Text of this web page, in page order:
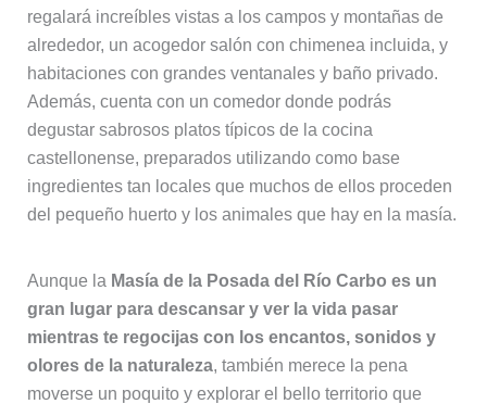
regalará increíbles vistas a los campos y montañas de
alrededor, un acogedor salón con chimenea incluida, y
habitaciones con grandes ventanales y baño privado.
Además, cuenta con un comedor donde podrás
degustar sabrosos platos típicos de la cocina
castellonense, preparados utilizando como base
ingredientes tan locales que muchos de ellos proceden
del pequeño huerto y los animales que hay en la masía.
Aunque la Masía de la Posada del Río Carbo es un
gran lugar para descansar y ver la vida pasar
mientras te regocijas con los encantos, sonidos y
olores de la naturaleza, también merece la pena
moverse un poquito y explorar el bello territorio que